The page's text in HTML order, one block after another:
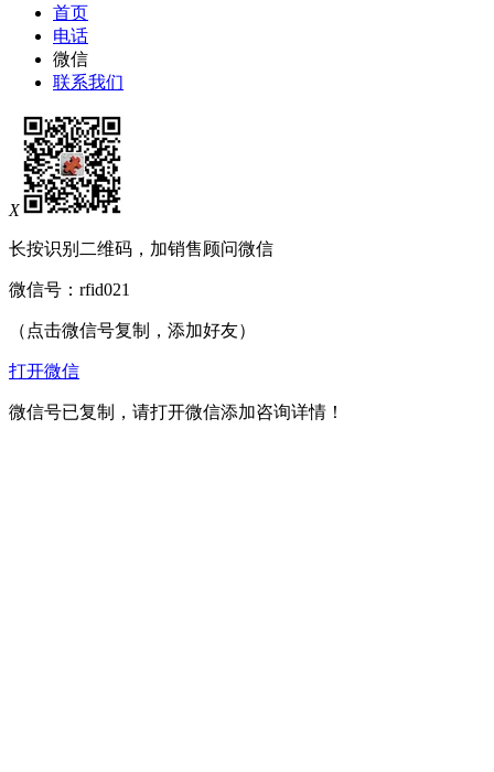
首页
电话
微信
联系我们
X
长按识别二维码，加销售顾问微信
微信号： rfid021
（点击微信号复制，添加好友）
打开微信
微信号已复制，请打开微信添加咨询详情！